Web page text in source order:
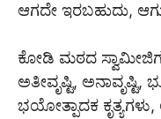
ಆಗದೇ ಇರಬಹುದು,
ಕೋಡಿ ಮಠದ
ಅತೀವೃಷ್ಟಿ,
ಭಯೋತ್ಪಾದಕ